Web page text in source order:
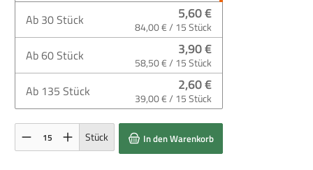
Ab 30Stück 5,60 €
84,00 € / 15 Stück
Ab60Stück 3,90 €
58,50 € / 15 Stück
Ab 135 Stück 2,60 €
39,00 € / 15 Stück
Produkt Anzahl: Gib den gewünschten Wert ein oder benutze die Schaltflächen um die
Stück In den Warenkorb